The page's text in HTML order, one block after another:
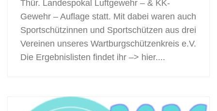
Thür. Landespokal Luftgewehr – & KK-
Gewehr – Auflage statt. Mit dabei waren auch
Sportschützinnen und Sportschützen aus drei
Vereinen unseres Wartburgschützenkreis e.V.
Die Ergebnislisten findet ihr –> hier....